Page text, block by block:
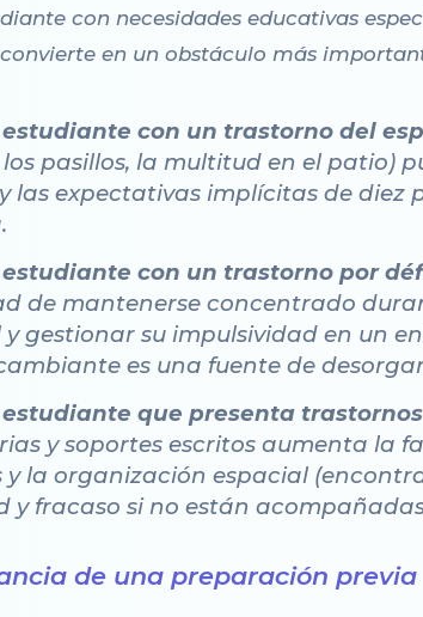
con necesidades educativas
en un obstáculo más
con un trastorno del
pasillos, la multitud en el patio)
las expectativas implícitas de
con un trastorno por
de mantenerse concentrado
gestionar su impulsividad en un
es una fuente de
que presenta
y soportes escritos aumenta la
y la organización espacial
y fracaso si no están
de una preparación previa